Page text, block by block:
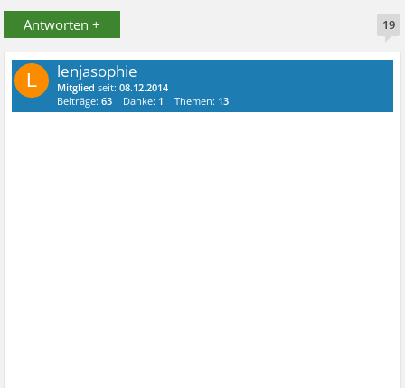
Antworten + 19
L lenjasophie
Mitglied seit:08.12.2014
Beiträge:63 Danke: 1 Themen: 13